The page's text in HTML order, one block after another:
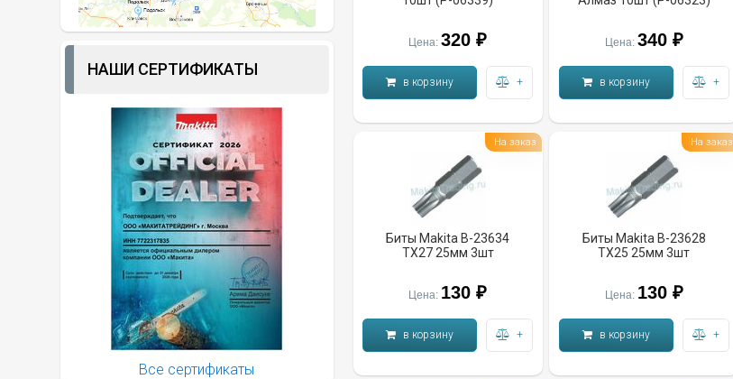
НАШИ СЕРТИФИКАТЫ
Все сертификаты
Цена:320 ₽
в корзину +
Цена: 340 ₽
в корзину +
Биты Makita B-23634
TX27 25мм 3шт
Цена: 130 ₽
в корзину +
На заказ
Биты Makita B-23628
TX25 25мм 3шт
Цена: 130 ₽
в корзину +
На заказ